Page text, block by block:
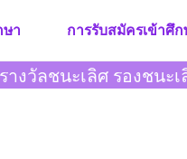
า การรับสมัครเข้าศึก
งวัลชนะเลิศ รองชนะเ